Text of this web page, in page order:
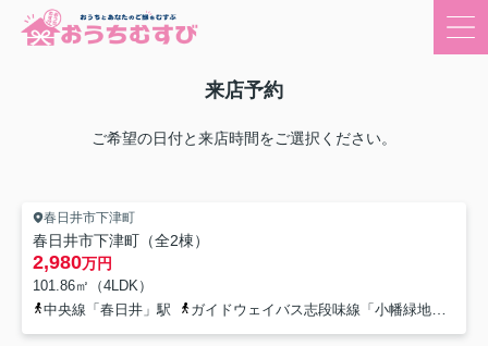
来店予約
ご希望の日付と来店時間をご選択ください。
春日井市下津町
春日井市下津町（全2棟）
2,980万円
101.86㎡（4LDK）
中央線「春日井」駅
ガイドウェイバス志段味線「小幡緑地」駅